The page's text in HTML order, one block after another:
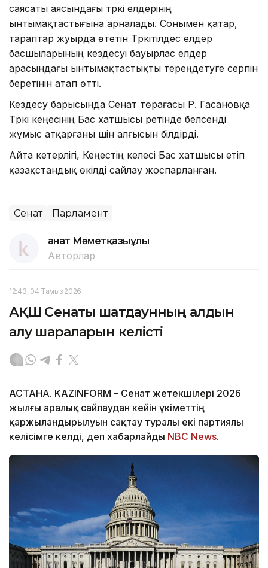
саясаты аясындағы түркі елдерінің
ынтымақтастығына арналады. Сонымен қатар,
тараптар жуырда өтетін Түркітілдес елдер
басшыларының кездесуі бауырлас елдер
арасындағы ынтымақтастықты тереңдетуге серпін
беретінін атап өтті.
Кездесу барысында Сенат төрағасы Р. Гасановқа
Түркі кеңесінің Бас хатшысы ретінде белсенді
жұмыс атқарғаны үшін алғысын білдірді.
Айта кетерлігі, Кеңестің келесі Бас хатшысы етіп
қазақстандық өкілді сайлау жоспарланған.
Сенат Парламент
Қанат Мәметқазыұлы
Авторлар
12:43, 04 Тамыз 2026
АҚШ Сенаты шатдаунның алдын
алу шараларын келісті
АСТАНА. KAZINFORM – Сенат жетекшілері 2026
жылғы аралық сайлаудан кейін үкіметтің
қаржыландырылуын сақтау туралы екі партиялы
келісімге келді, деп хабарлайды NBC News.